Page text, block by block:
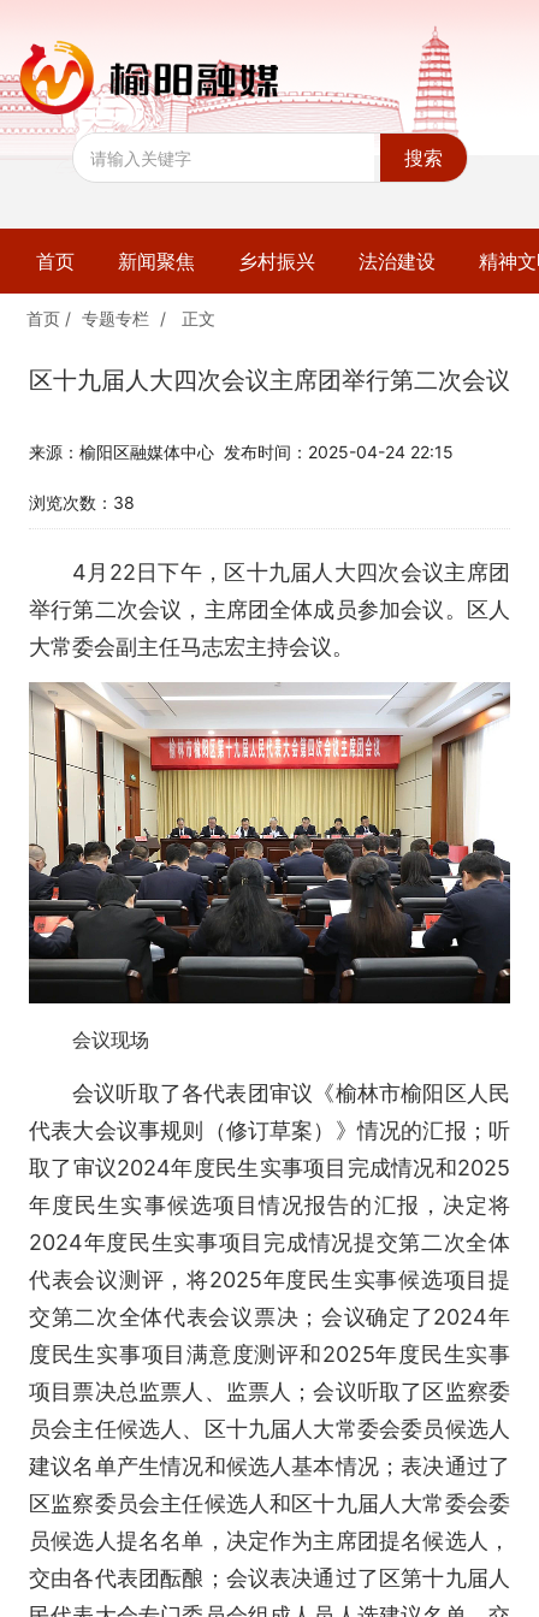
搜索
首页 新闻聚焦 乡村振兴 法治建设 精神
首页 / 专题专栏 / 正文
区十九届人大四次会议主席团举行第二次会议
来源：榆阳区融媒体中心 发布时间：2025-04-24 22:15
浏览次数： 38
4月22日下午，区十九届人大四次会议主席团
举行第二次会议，主席团全体成员参加会议。区人
大常委会副主任马志宏主持会议。
会议现场
会议听取了各代表团审议《榆林市榆阳区人民
代表大会议事规则（修订草案）》情况的汇报；听
取了审议2024年度民生实事项目完成情况和2025
年度民生实事候选项目情况报告的汇报，决定将
2024年度民生实事项目完成情况提交第二次全体
代表会议测评，将2025年度民生实事候选项目提
交第二次全体代表会议票决；会议确定了2024年
度民生实事项目满意度测评和2025年度民生实事
项目票决总监票人、监票人；会议听取了区监察委
员会主任候选人、区十九届人大常委会委员候选人
建议名单产生情况和候选人基本情况；表决通过了
区监察委员会主任候选人和区十九届人大常委会委
员候选人提名名单，决定作为主席团提名候选人，
交由各代表团酝酿；会议表决通过了区第十九届人